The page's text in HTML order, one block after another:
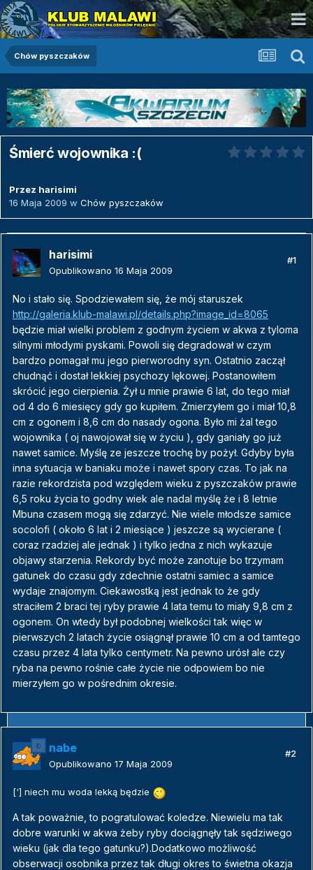
Chów pyszczaków
Śmierć wojownika :(
Przez harisimi
16 Maja 2009 w Chów pyszczaków
harisimi
Opublikowano 16 Maja 2009
#1
No i stało się. Spodziewałem się, że mój staruszek
http://galeria.klub-malawi.pl/details.php?image_id=8065
będzie miał wielki problem z godnym życiem w akwa z tyloma
silnymi młodymi pyskami. Powoli się degradował w czym
bardzo pomagał mu jego pierworodny syn. Ostatnio zaczął
chudnąć i dostał lekkiej psychozy lękowej. Postanowiłem
skrócić jego cierpienia. Żył u mnie prawie 6 lat, do tego miał
od 4 do 6 miesięcy gdy go kupiłem. Zmierzyłem go i miał 10,8
cm z ogonem i 8,6 cm do nasady ogona. Było mi żal tego
wojownika ( oj nawojował się w życiu ), gdy ganiały go już
nawet samice. Myślę ze jeszcze trochę by pożył. Gdyby była
inna sytuacja w baniaku może i nawet spory czas. To jak na
razie rekordzista pod względem wieku z pyszczaków prawie
6,5 roku życia to godny wiek ale nadal myślę że i 8 letnie
Mbuna czasem mogą się zdarzyć. Nie wiele młodsze samice
socolofi ( około 6 lat i 2 miesiące ) jeszcze są wycierane (
coraz rzadziej ale jednak ) i tylko jedna z nich wykazuje
objawy starzenia. Rekordy być może zanotuje bo trzymam
gatunek do czasu gdy zdechnie ostatni samiec a samice
wydaje znajomym. Ciekawostką jest jednak to że gdy
straciłem 2 braci tej ryby prawie 4 lata temu to miały 9,8 cm z
ogonem. On wtedy był podobnej wielkości tak więc w
pierwszych 2 latach życie osiągnął prawie 10 cm a od tamtego
czasu przez 4 lata tylko centymetr. Na pewno urósł ale czy
ryba na pewno rośnie całe życie nie odpowiem bo nie
mierzyłem go w pośrednim okresie.
nabe
Opublikowano 17 Maja 2009
#2
['] niech mu woda lekką będzie
A tak poważnie, to pogratulować koledze. Niewielu ma tak
dobre warunki w akwa żeby ryby dociągnęły tak sędziwego
wieku (jak dla tego gatunku?).Dodatkowo możliwość
obserwacji osobnika przez tak długi okres to świetna okazja